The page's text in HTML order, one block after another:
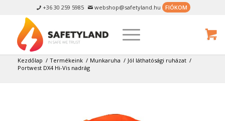
 +36 30 259 5985  webshop@safetyland.hu FIÓKOM
Kezdőlap / Termékeink / Munkaruha / Jól láthatósági ruházat /
Portwest DX4 Hi-Vis nadrág